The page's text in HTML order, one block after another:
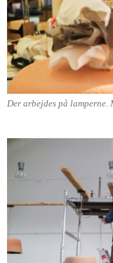
Der arbejdes på